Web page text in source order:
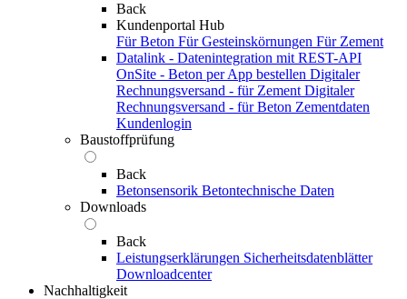
Back
Kundenportal Hub
Für Beton Für Gesteinskörnungen Für Zement
Datalink - Datenintegration mit REST-API
OnSite - Beton per App bestellen Digitaler
Rechnungsversand - für Zement Digitaler
Rechnungsversand - für Beton Zementdaten
Kundenlogin
Baustoffprüfung
Back
Betonsensorik Betontechnische Daten
Downloads
Back
Leistungserklärungen Sicherheitsdatenblätter
Downloadcenter
Nachhaltigkeit